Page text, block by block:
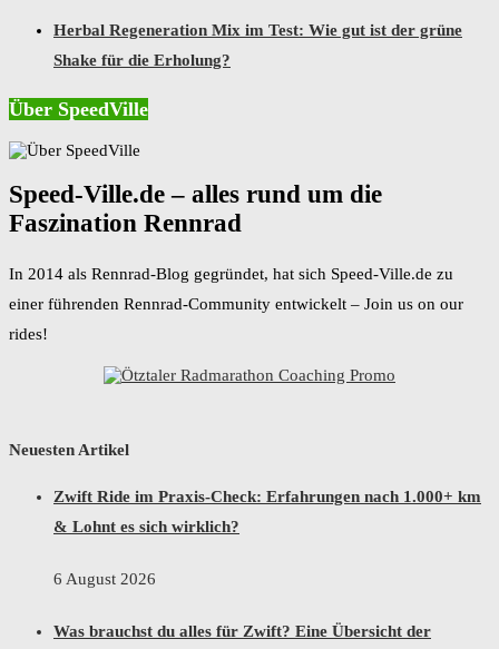
Herbal Regeneration Mix im Test: Wie gut ist der grüne
Shake für die Erholung?
Über SpeedVille
Speed-Ville.de – alles rund um die
Faszination Rennrad
In 2014 als Rennrad-Blog gegründet, hat sich Speed-Ville.de zu
einer führenden Rennrad-Community entwickelt – Join us on our
rides!
Neuesten Artikel
Zwift Ride im Praxis-Check: Erfahrungen nach 1.000+ km
& Lohnt es sich wirklich?
6 August 2026
Was brauchst du alles für Zwift? Eine Übersicht der